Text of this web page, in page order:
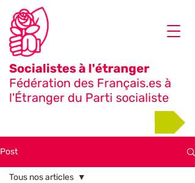
Socialistes à l'étranger
Fédération des Français.es à
l'Étranger du Parti socialiste
Post
Tous nos articles